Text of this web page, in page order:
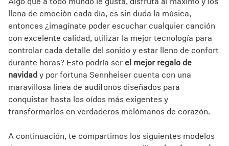
Sound Space
Support
Get Help
Warranty and Service
Algo que a todo mundo le gusta, disfruta al máximo y los
llena de emoción cada día, es sin duda la música,
entonces ¿imagínate poder escuchar cualquier canción
con excelente calidad, utilizar la mejor tecnología para
controlar cada detalle del sonido y estar lleno de confort
durante horas? Esto podría ser el mejor regalo de
navidad y por fortuna Sennheiser cuenta con una
maravillosa línea de audífonos diseñados para
conquistar hasta los oídos más exigentes y
transformarlos en verdaderos melómanos de corazón.
A continuación, te compartimos los siguientes modelos